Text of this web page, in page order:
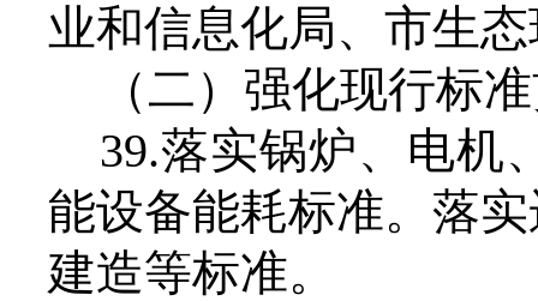
业和信息化局、市生
（二）强化现行标
39.落实锅炉、电机
能设备能耗标准。落
建造等标准。